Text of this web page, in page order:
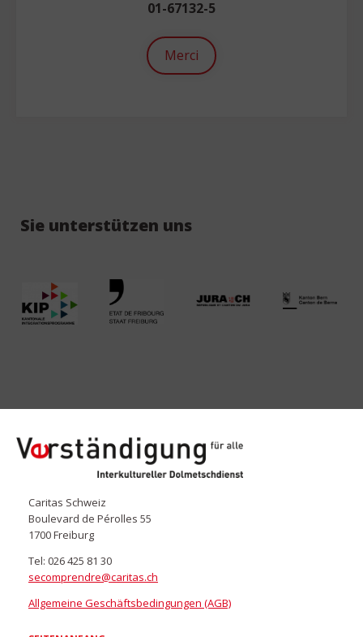
01-67132-5
Merci
Sie unterstützen uns
Caritas Schweiz
Boulevard de Pérolles 55
1700 Freiburg
Tel: 026 425 81 30
secomprendre@caritas.ch
Allgemeine Geschäftsbedingungen (AGB)